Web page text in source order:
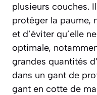
plusieurs couches.
protéger la paume,
et d’éviter qu’elle
optimale,
grandes quantités
dans un gant de
gant en cotte de